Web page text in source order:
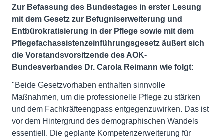
Zur Befassung des Bundestages in erster Lesung
mit dem Gesetz zur Befugniserweiterung und
Entbürokratisierung in der Pflege sowie mit dem
Pflegefachassistenzeinführungsgesetz äußert sich
die Vorstandsvorsitzende des AOK-
Bundesverbandes Dr. Carola Reimann wie folgt:
"Beide Gesetzvorhaben enthalten sinnvolle
Maßnahmen, um die professionelle Pflege zu stärken
und dem Fachkräfteengpass entgegenzuwirken. Das ist
vor dem Hintergrund des demographischen Wandels
essentiell. Die geplante Kompetenzerweiterung für